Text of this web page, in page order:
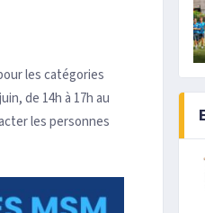
les catégories
de 14h à 17h au
les personnes